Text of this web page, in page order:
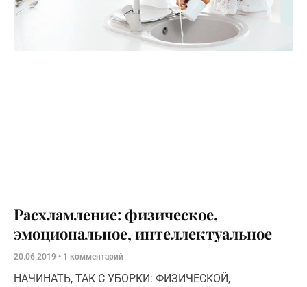
Расхламление: физическое,
эмоциональное, интеллектуальное
20.06.2019 1 комментарий
НАЧИНАТЬ, ТАК С УБОРКИ: ФИЗИЧЕСКОЙ,